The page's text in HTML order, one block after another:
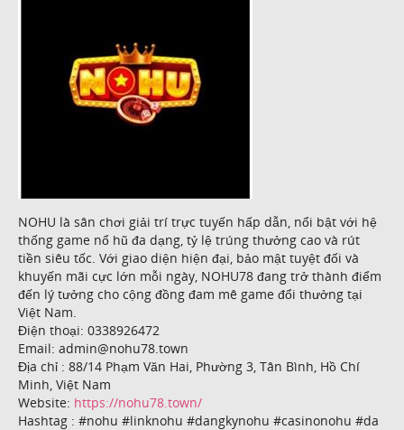
NOHU là sân chơi giải trí trực tuyến hấp dẫn, nổi bật với hệ
thống game nổ hũ đa dạng, tỷ lệ trúng thưởng cao và rút
tiền siêu tốc. Với giao diện hiện đại, bảo mật tuyệt đối và
khuyến mãi cực lớn mỗi ngày, NOHU78 đang trở thành điểm
đến lý tưởng cho cộng đồng đam mê game đổi thưởng tại
Việt Nam.
Điện thoại: 0338926472
Email: admin@nohu78.town
Địa chỉ : 88/14 Phạm Văn Hai, Phường 3, Tân Bình, Hồ Chí
Minh, Việt Nam
Website: https://nohu78.town/
Hashtag : #nohu #linknohu #dangkynohu #casinonohu #da